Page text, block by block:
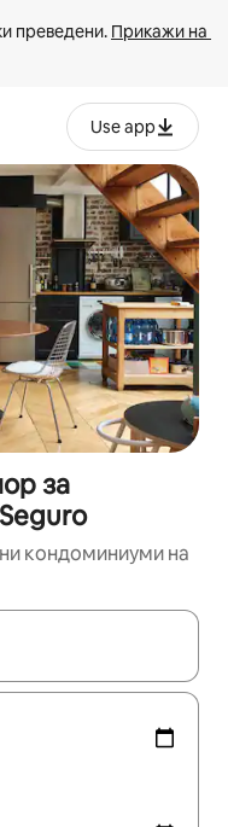
преведени. Прикажи на
Use app
за
кондоминиуми на
се со копчињата